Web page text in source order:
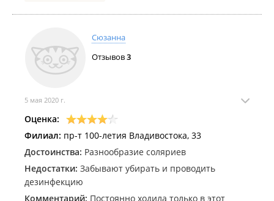
Девушка вела себя очень хамовито, будто я к ней
домой пришла позагорать.
Не советую тратить своё время и деньги на данную
студию.
Сюзанна
Отзывов3
5 мая 2020 г.
Оценка:
Филиал: пр-т 100-летия Владивостока, 33
Достоинства: Разнообразие соляриев
Недостатки: Забывают убирать и проводить
дезинфекцию
Комментарий: Постоянно ходила только в этот